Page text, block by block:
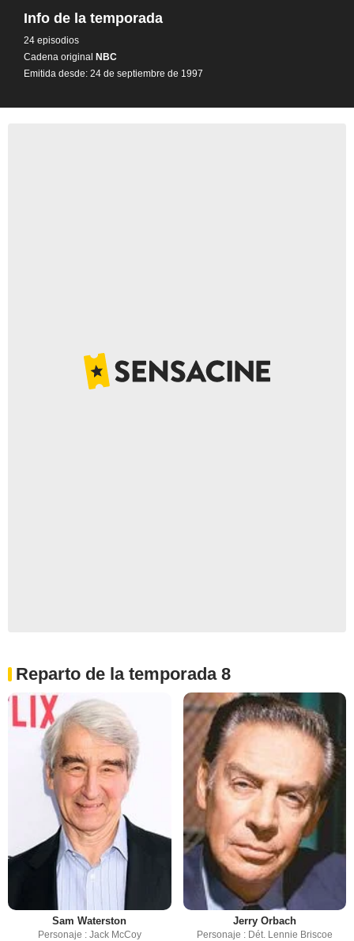
Info de la temporada
24 episodios
Cadena original NBC
Emitida desde: 24 de septiembre de 1997
Reparto de la temporada 8
Sam Waterston
Personaje : Jack McCoy
Jerry Orbach
Personaje : Dét. Lennie Briscoe